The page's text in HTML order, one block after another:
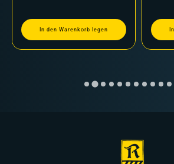
In den Warenkorb legen